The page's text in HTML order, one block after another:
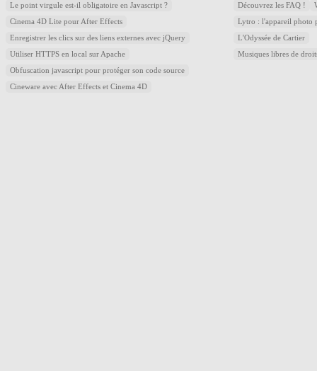
Le point virgule est-il obligatoire en Javascript ?
Cinema 4D Lite pour After Effects
Enregistrer les clics sur des liens externes avec jQuery
Utiliser HTTPS en local sur Apache
Obfuscation javascript pour protéger son code source
Cineware avec After Effects et Cinema 4D
Découvrez les FAQ !
Lytro : l'appareil photo
L'Odyssée de Cartier
Musiques libres de